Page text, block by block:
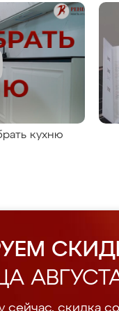
кухню
сейчас, скидка